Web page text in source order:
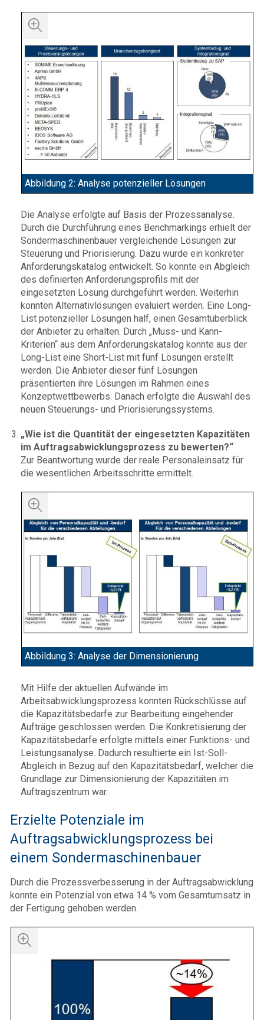
Abbildung 2: Analyse potenzieller Lösungen
Die Analyse erfolgte auf Basis der Prozessanalyse.
Durch die Durchführung eines Benchmarkings erhielt der
Sondermaschinenbauer vergleichende Lösungen zur
Steuerung und Priorisierung. Dazu wurde ein konkreter
Anforderungskatalog entwickelt. So konnte ein Abgleich
des definierten Anforderungsprofils mit der
eingesetzten Lösung durchgeführt werden. Weiterhin
konnten Alternativlösungen evaluiert werden. Eine Long-
List potenzieller Lösungen half, einen Gesamtüberblick
der Anbieter zu erhalten. Durch „Muss- und Kann-
Kriterien“ aus dem Anforderungskatalog konnte aus der
Long-List eine Short-List mit fünf Lösungen erstellt
werden. Die Anbieter dieser fünf Lösungen
präsentierten ihre Lösungen im Rahmen eines
Konzeptwettbewerbs. Danach erfolgte die Auswahl des
neuen Steuerungs- und Priorisierungssystems.
„Wie ist die Quantität der eingesetzten Kapazitäten
im Auftragsabwicklungsprozess zu bewerten?“
Zur Beantwortung wurde der reale Personaleinsatz für
die wesentlichen Arbeitsschritte ermittelt.
Abbildung 3: Analyse der Dimensionierung
Mit Hilfe der aktuellen Aufwände im
Arbeitsabwicklungsprozess konnten Rückschlüsse auf
die Kapazitätsbedarfe zur Bearbeitung eingehender
Aufträge geschlossen werden. Die Konkretisierung der
Kapazitätsbedarfe erfolgte mittels einer Funktions- und
Leistungsanalyse. Dadurch resultierte ein Ist-Soll-
Abgleich in Bezug auf den Kapazitätsbedarf, welcher die
Grundlage zur Dimensionierung der Kapazitäten im
Auftragszentrum war.
Erzielte Potenziale im
Auftragsabwicklungsprozess bei
einem Sondermaschinenbauer
Durch die Prozessverbesserung in der Auftragsabwicklung
konnte ein Potenzial von etwa 14 % vom Gesamtumsatz in
der Fertigung gehoben werden.